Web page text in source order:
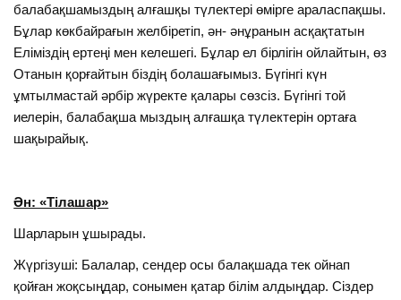
балабақшамыздың алғашқы түлектері өмірге араласпақшы.
Бұлар көкбайрағын желбіретіп, ән- әнұранын асқақтатын
Еліміздің ертеңі мен келешегі. Бұлар ел бірлігін ойлайтын, өз
Отанын қорғайтын біздің болашағымыз. Бүгінгі күн
ұмтылмастай әрбір жүректе қалары сөзсіз. Бүгінгі той
иелерін, балабақша мыздың алғашқа түлектерін ортаға
шақырайық.
Ән: «Тілашар»
Шарларын ұшырады.
Жүргізуші: Балалар, сендер осы балақшада тек ойнап
қойған жоқсыңдар, сонымен қатар білім алдыңдар. Сіздер